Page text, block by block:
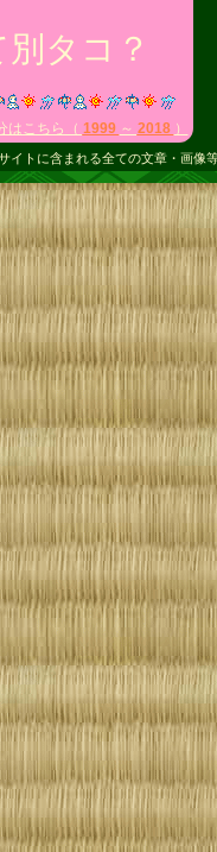
タコ？
はこちら（ 1999 ～ 2018 ）
イトに含まれる全ての文章・画像